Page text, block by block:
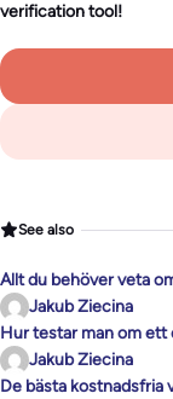
verification tool!
See also
Allt du behöver veta
Jakub Ziecina
Hur testar man om
Jakub Ziecina
De bästa